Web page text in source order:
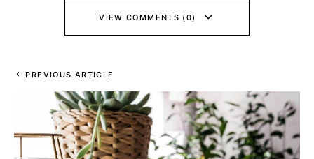
VIEW COMMENTS (0)
PREVIOUS ARTICLE